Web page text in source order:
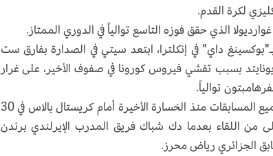
الذي حقق فوزه التاسع توالياً في الدوري الممتاز.
داي" في إنكلترا، ابتعد سيتي في الصدارة بفارق ست
بسبب تفشي فيروس كورونا في صفوف الأخير، على غرار
توالياً.
واعتقد سيتي أنه حسم فوزه الثاني عشر على التوالي ضمن جميع المسابقات منذ الخسارة الأخيرة أمام كريستال بالاس في 30
أكتوبر ضمن "بريميرليغ"، في الدقائق الـ25 الأولى من اللقاء بعدما دك شباك فريق المدرب الإيرلندي برندن
الجزائري رياض محرز.